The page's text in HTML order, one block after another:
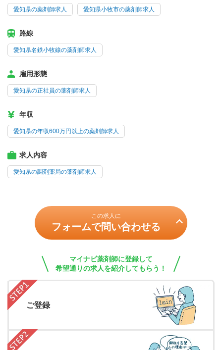
愛知県の薬剤師求人 愛知県小牧市の薬剤師求人
路線
愛知県名鉄小牧線の薬剤師求人
雇用形態
愛知県の正社員の薬剤師求人
年収
愛知県の年収600万円以上の薬剤師求人
求人内容
愛知県の調剤薬局の薬剤師求人
この求人に
フォームで問い合わせる
マイナビ薬剤師に登録して
希望通りの求人を紹介してもらう！
ご登録